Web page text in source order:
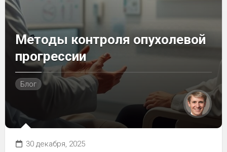
Методы контроля опухолевой
прогрессии
Блог
30 декабря, 2025